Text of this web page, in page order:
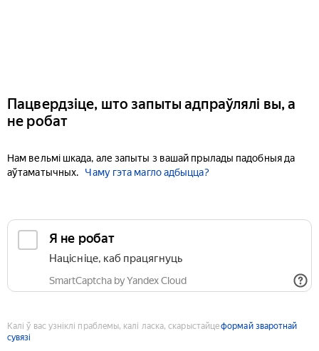
Пацвердзіце, што запыты адпраўлялі вы, а
не робат
Нам вельмі шкада, але запыты з вашай прылады падобныя да
аўтаматычных.
Чаму гэта магло адбыцца?
Я не робат
Націсніце, каб працягнуць
SmartCaptcha by Yandex Cloud
Калі ў вас узніклі праблемы, калі ласка, скарыстайцеформай зваротнай
сувязі